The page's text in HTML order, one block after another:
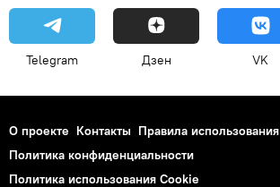
Telegram Дзен VK
О проекте Контакты Правила использования
Политика конфиденциальности
Политика использования Cookie